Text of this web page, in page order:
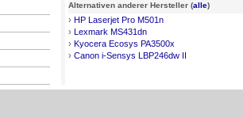
Alternativen anderer Hersteller (alle)
› HP Laserjet Pro M501n
› Lexmark MS431dn
› Kyocera Ecosys PA3500x
› Canon i-Sensys LBP246dw II